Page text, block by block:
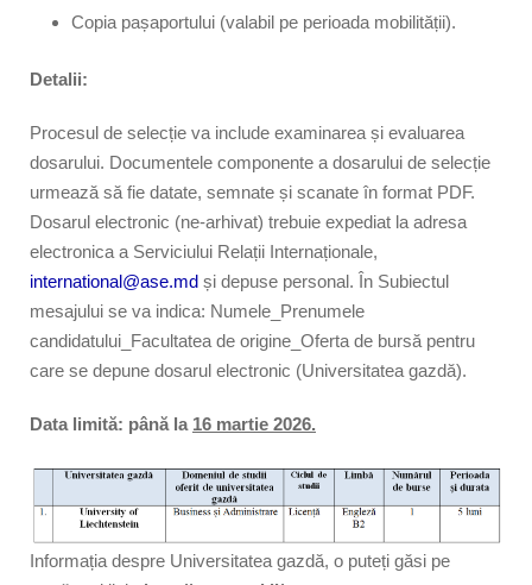
Copia pașaportului (valabil pe perioada mobilității).
Detalii:
Procesul de selecție va include examinarea și evaluarea
dosarului. Documentele componente a dosarului de selecție
urmează să fie datate, semnate și scanate în format PDF.
Dosarul electronic (ne-arhivat) trebuie expediat la adresa
electronica a Serviciului Relații Internaționale,
international@ase.md și depuse personal. În Subiectul
mesajului se va indica: Numele_Prenumele
candidatului_Facultatea de origine_Oferta de bursă pentru
care se depune dosarul electronic (Universitatea gazdă).
Data limită: până la 16 martie 2026.
Informația despre Universitatea gazdă, o puteți găsi pe